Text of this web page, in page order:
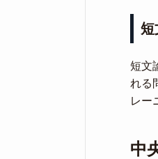
短
短文
れる
レー
中